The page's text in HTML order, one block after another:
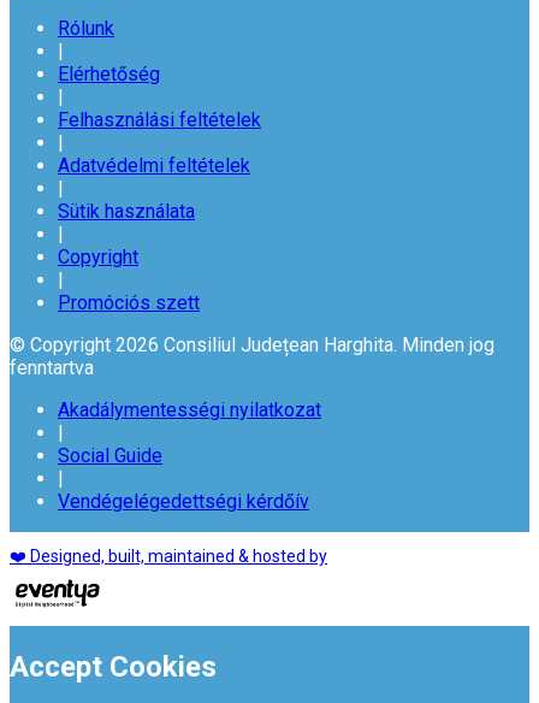
Rólunk
Elérhetőség
Felhasználási feltételek
Adatvédelmi feltételek
Sütik használata
Copyright
Promóciós szett
© Copyright 2026 Consiliul Județean Harghita. Minden jog
fenntartva
Akadálymentességi nyilatkozat
Social Guide
Vendégelégedettségi kérdőív
❤️ Designed, built, maintained & hosted by
Accept Cookies